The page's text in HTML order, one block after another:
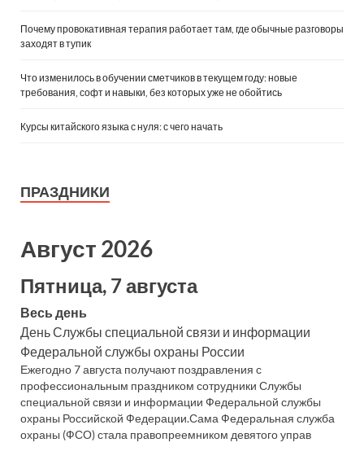
Почему провокативная терапия работает там, где обычные разговоры
заходят в тупик
Что изменилось в обучении сметчиков в текущем году: новые
требования, софт и навыки, без которых уже не обойтись
Курсы китайского языка с нуля: с чего начать
ПРАЗДНИКИ
Август 2026
Пятница, 7 августа
Весь день
День Службы специальной связи и информации
Федеральной службы охраны России
Ежегодно 7 августа получают поздравления с
профессиональным праздником сотрудники Службы
специальной связи и информации Федеральной службы
охраны Российской Федерации.Сама Федеральная служба
охраны (ФСО) стала правопреемником девятого управ